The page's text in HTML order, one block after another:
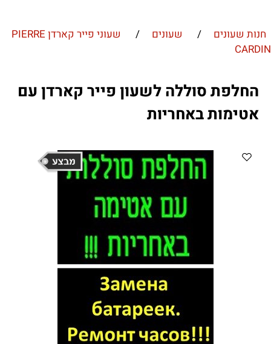
חנות שעונים / שעונים /
שעוני פייר קארדן PIERRE
CARDIN
החלפת סוללה לשעון פייר קארדן עם
אטימות באחריות